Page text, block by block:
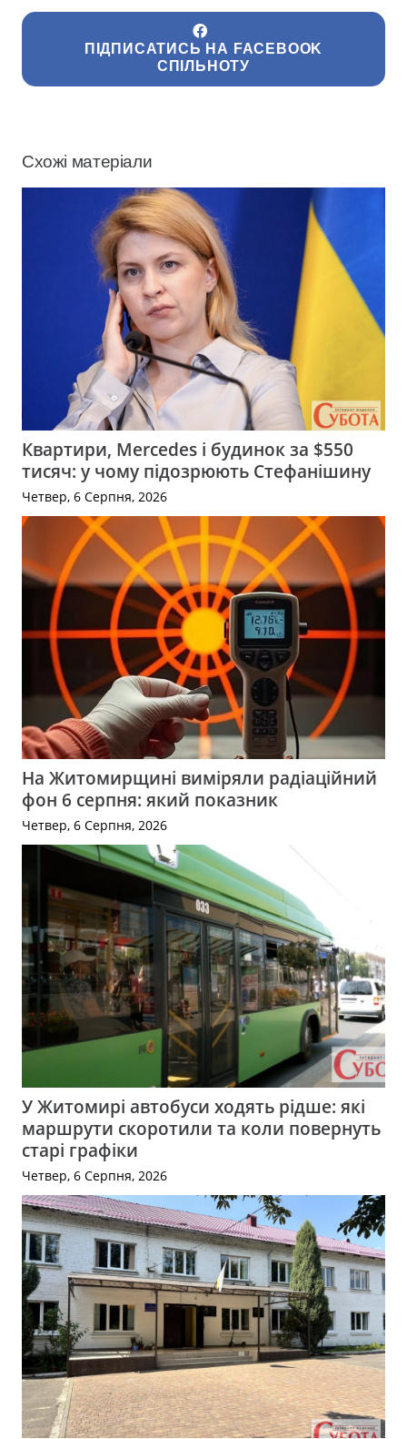
ПІДПИСАТИСЬ НА FACEBOOK
СПІЛЬНОТУ
Схожі матеріали
Квартири, Mercedes і будинок за $550
тисяч: у чому підозрюють Стефанішину
Четвер, 6 Серпня, 2026
На Житомирщині виміряли радіаційний
фон 6 серпня: який показник
Четвер, 6 Серпня, 2026
У Житомирі автобуси ходять рідше: які
маршрути скоротили та коли повернуть
старі графіки
Четвер, 6 Серпня, 2026